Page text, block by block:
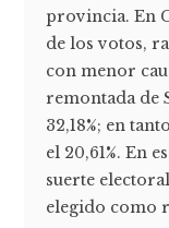
provincia. En
de los votos,
con menor
remontada de
32,18%; en
el 20,61%. En
suerte
elegido como